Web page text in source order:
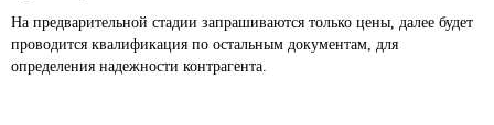
На предварительной стадии запрашиваются только цены, далее будет
проводится квалификация по остальным документам, для
определения надежности контрагента.